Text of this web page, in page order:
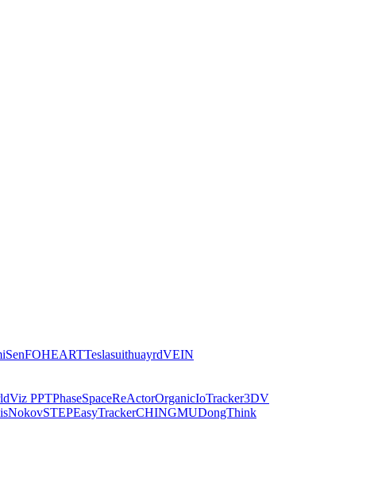
iSenFOHEARTTeslasuithuayrdVEIN
PPTPhaseSpaceReActorOrganicIoTracker3DV
NokovSTEPEasyTrackerCHINGMUDongThink